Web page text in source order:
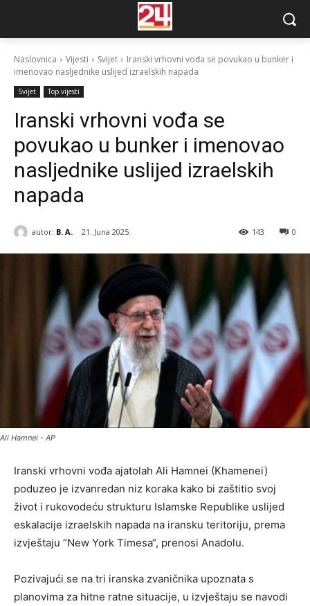
Naslovnica Vijesti Svijet
Iranski vrhovni vođa se povukao u bunker i
imenovao nasljednike uslijed izraelskih napada
Svijet Top vijesti
Iranski vrhovni vođa se
povukao u bunker i imenovao
nasljednike uslijed izraelskih
napada
autor: B. A. 21. Juna 2025. 0
143
Ali Hamnei - AP
Iranski vrhovni vođa ajatolah Ali Hamnei (Khamenei)
poduzeo je izvanredan niz koraka kako bi zaštitio svoj
život i rukovodeću strukturu Islamske Republike uslijed
eskalacije izraelskih napada na iransku teritoriju, prema
izvještaju “New York Timesa“, prenosi Anadolu.
Pozivajući se na tri iranska zvaničnika upoznata s
planovima za hitne ratne situacije, u izvještaju se navodi